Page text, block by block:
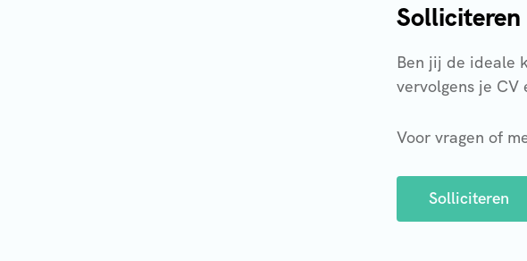
Solliciteren
Ben jij de ideale
vervolgens je CV
Voor vragen of
Solliciteren